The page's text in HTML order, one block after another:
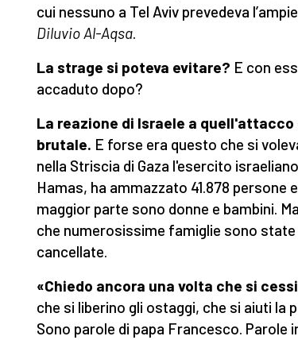
cui nessuno a Tel Aviv prevedeva
Diluvio Al-Aqsa.
La strage si poteva evitare? E con
accaduto dopo?
La reazione di Israele a
brutale. E forse era questo che si
nella Striscia di Gaza l'esercito
Hamas, ha ammazzato 41.878 persone
maggior parte sono donne e bambini.
che numerosissime famiglie sono
cancellate.
«Chiedo ancora una volta che si
che si liberino gli ostaggi, che si aiuti la
Sono parole di papa Francesco. Parole